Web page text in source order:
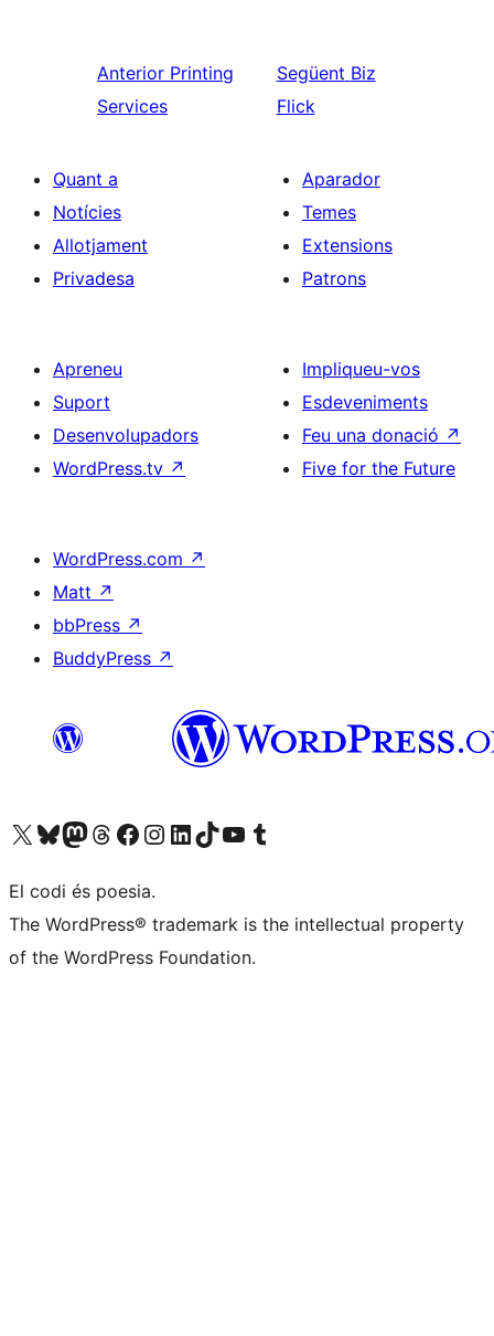
Anterior Printing
Services
Següent Biz
Flick
Quant a
Notícies
Allotjament
Privadesa
Aparador
Temes
Extensions
Patrons
Apreneu
Suport
Desenvolupadors
WordPress.tv ↗
Impliqueu-vos
Esdeveniments
Feu una donació ↗
Five for the Future
WordPress.com ↗
Matt ↗
bbPress ↗
BuddyPress ↗
Visiteu el nostre compte X (abans Twitter)
Visiteu el nostre compte de Bluesky
Visiteu el nostre compte al Mastodon
Visiteu el nostre compte de Threads
Visiteu la nostra pàgina al Facebook
Visiteu el nostre compte d'Instagram
Visiteu el nostre compte de LinkedIn
Visiteu el nostre compte de TikTok
Visiteu el nostre canal al YouTube
Visiteu el nostre compte de Tumblr
El codi és poesia.
The WordPress® trademark is the intellectual property
of the WordPress Foundation.